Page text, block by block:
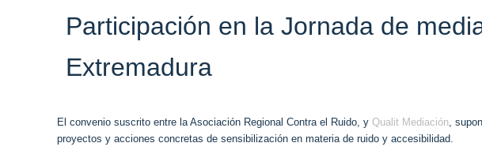
Participación en la Jornada de
Extremadura
El convenio suscrito entre la Asociación Regional Contra el Ruido, y Qualit Mediación ,
proyectos y acciones concretas de sensibilización en materia de ruido y accesibilidad.